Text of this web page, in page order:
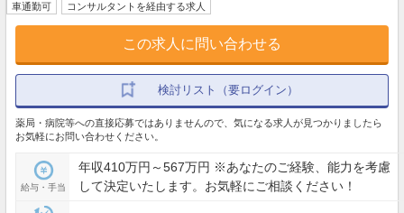
車通勤可
コンサルタントを経由する求人
この求人に問い合わせる
検討リスト（要ログイン）
薬局・病院等への直接応募ではありませんので、気になる求人が見つかりましたら
お気軽にお問い合わせください。
給与・手当
年収410万円～567万円 ※あなたのご経験、能力を考慮
して決定いたします。お気軽にご相談ください！